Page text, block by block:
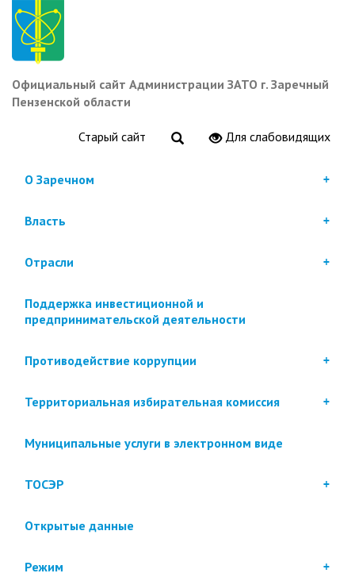
Перейти
основному
содержанию
Официальный сайт Администрации ЗАТО г. Заречный
Пензенской области
Старый сайт Для слабовидящих
О Заречном
Власть
Отрасли
Поддержка инвестиционной и
предпринимательской деятельности
Противодействие коррупции
Территориальная избирательная комиссия
Муниципальные услуги в электронном виде
ТОСЭР
Открытые данные
Режим